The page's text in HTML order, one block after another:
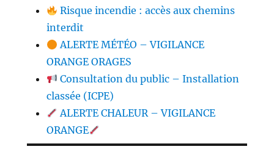
Risque incendie : accès aux chemins
interdit
ALERTE MÉTÉO – VIGILANCE
ORANGE ORAGES
Consultation du public – Installation
classée (ICPE)
ALERTE CHALEUR – VIGILANCE
ORANGE